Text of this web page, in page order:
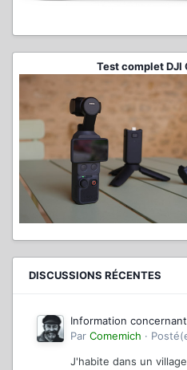
Test complet DJI
DISCUSSIONS RÉCENTES
Information
Par Comemich ·
J'habite dans un